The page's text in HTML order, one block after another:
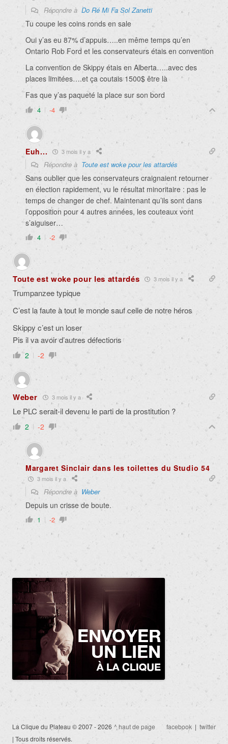
Répondre à Do Ré Mi Fa Sol Zanetti
Tu coupe les coins ronds en sale
Oui y’as eu 87% d’appuis…..en même temps qu’en
Ontario Rob Ford et les conservateurs étais en convention
La convention de Skippy étais en Alberta…..avec des
places limitées….et ça coutais 1500$ être là
Fas que y’as paqueté la place sur son bord
4 -4
Euh... 3 mois il y a
Répondre à Toute est woke pour les attardés
Sans oublier que les conservateurs craignaient retourner
en élection rapidement, vu le résultat minoritaire : pas le
temps de changer de chef. Maintenant qu’ils sont dans
l’opposition pour 4 autres années, les couteaux vont
s’aiguiser…
4 -2
Toute est woke pour les attardés 3 mois il y a
Trumpanzee typique
C’est la faute à tout le monde sauf celle de notre héros
Skippy c’est un loser
Pis il va avoir d’autres défections
2 -2
Weber 3 mois il y a
Le PLC serait-il devenu le parti de la prostitution ?
2 -2
Margaret Sinclair dans les toilettes du Studio 54
3 mois il y a
Répondre à Weber
Depuis un crisse de boute.
1 -2
La Clique du Plateau © 2007 - 2026
| Tous droits réservés.
^ haut de page facebook | twitter